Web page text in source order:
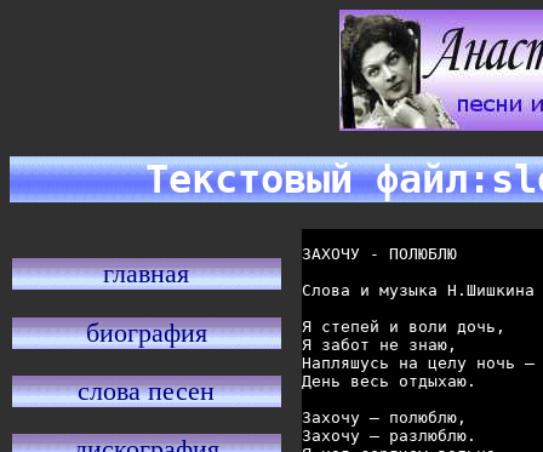
Текстовый
главная
биография
слова песен
ЗАХОЧУ - ПОЛЮБЛЮ
Слова и музыка Н.Шишкина
Я степей и воли дочь,
Я забот не знаю,
Напляшусь на целу ночь –
День весь отдыхаю.
Захочу – полюблю,
Захочу – разлюблю.